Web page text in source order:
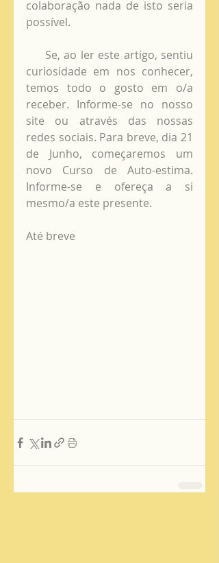
colaboração nada de isto seria
possível.
curiosidade em nos conhecer,
temos todo o gosto em o/a
receber. Informe-se no nosso
site ou através das nossas
redes sociais. Para breve, dia 21
de Junho, começaremos um
novo Curso de Auto-estima.
Informe-se e ofereça a si
mesmo/a este presente.
Até breve